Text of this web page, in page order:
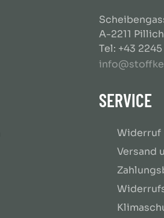
A-2211
Tel: +43
SERVICE
Widerruf
Versand